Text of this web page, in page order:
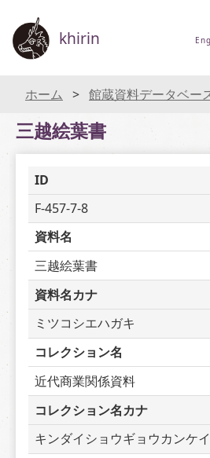
khirin
ホーム 館蔵資料データベー
三越絵葉書
ID
F-457-7-8
資料名
三越絵葉書
資料名カナ
ミツコシエハガキ
コレクション名
近代商業関係資料
コレクション名カナ
キンダイショウギョウカンケ